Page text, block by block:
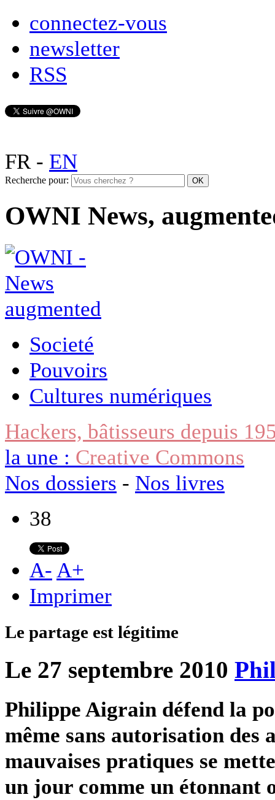
connectez-vous
newsletter
RSS
FR- EN
Recherche pour:
OWNI News,
Societé
Pouvoirs
Cultures numériques
Hackers, bâtisseurs depuis
la une : Creative Commons
Nos dossiers - Nos livres
38
A- A+
Imprimer
Le partage est légitime
Le 27 septembre 2010
Philippe Aigrain défend la
même sans autorisation
mauvaises pratiques se
un jour comme un étonnant